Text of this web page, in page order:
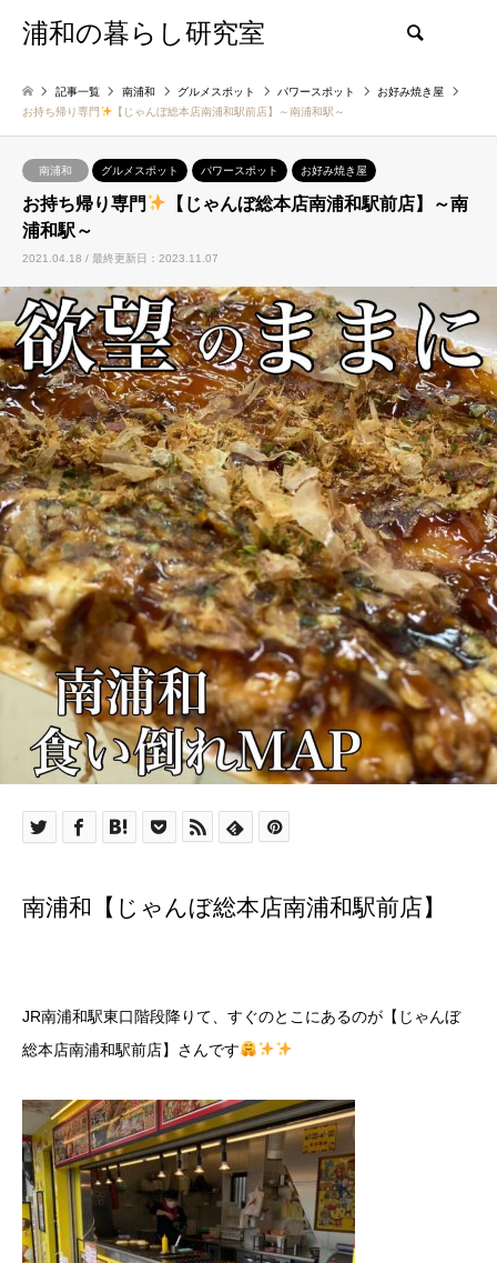
浦和の暮らし研究室
記事一覧 南浦和 グルメスポット パワースポット
お好み焼き屋
お持ち帰り専門
【じゃんぼ総本店南浦和駅前店】～南浦和駅～
南浦和 グルメスポット パワースポット お好み焼き屋
お持ち帰り専門
【じゃんぼ総本店南浦和駅前店】～南
浦和駅～
2021.04.18 / 最終更新日：2023.11.07
南浦和【じゃんぼ総本店南浦和駅前店】
JR南浦和駅東口階段降りて、すぐのとこにあるのが【じゃんぼ
総本店南浦和駅前店】さんです